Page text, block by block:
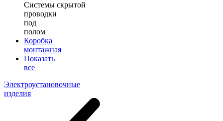
Системы скрытой
проводки
под
полом
Коробка
монтажная
Показать
все
Электроустановочные
изделия